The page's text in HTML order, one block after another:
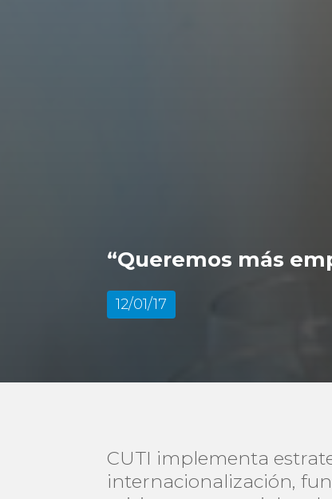
“Queremos más
12/01/17
CUTI implementa
internacionalización,